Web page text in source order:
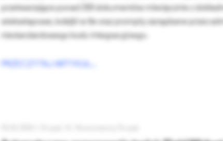
przetwarzające ponad 200 dokumentów miesięcznie z
wieloetapowe, kolejki w tle oraz prompty zarządzane przez
niestandardowego kodu integracyjnego.
PRZECZYTAJ ARTYKUŁ...